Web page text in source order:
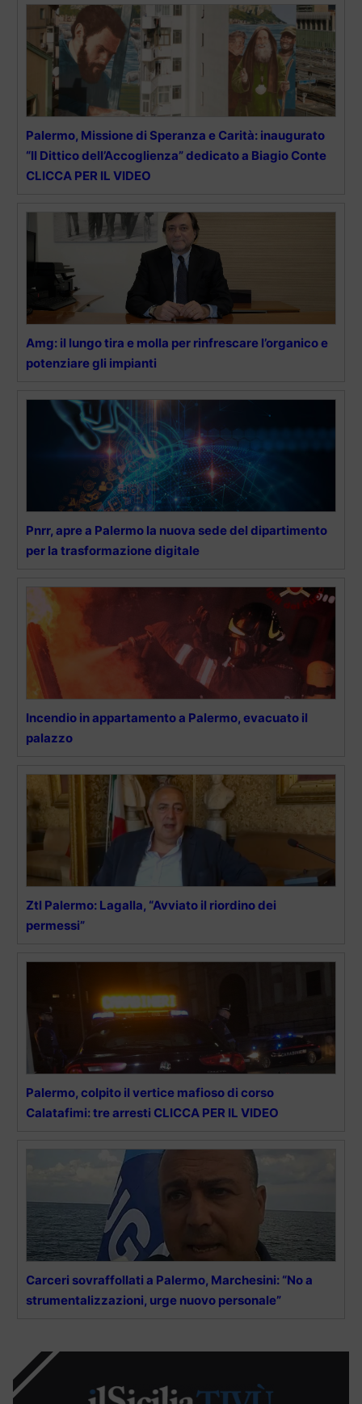
Palermo, Missione di Speranza e Carità: inaugurato
“Il Dittico dell’Accoglienza” dedicato a Biagio Conte
CLICCA PER IL VIDEO
Amg: il lungo tira e molla per rinfrescare l’organico e
potenziare gli impianti
Pnrr, apre a Palermo la nuova sede del dipartimento
per la trasformazione digitale
Incendio in appartamento a Palermo, evacuato il
palazzo
Ztl Palermo: Lagalla, “Avviato il riordino dei
permessi”
Palermo, colpito il vertice mafioso di corso
Calatafimi: tre arresti CLICCA PER IL VIDEO
Carceri sovraffollati a Palermo, Marchesini: “No a
strumentalizzazioni, urge nuovo personale”